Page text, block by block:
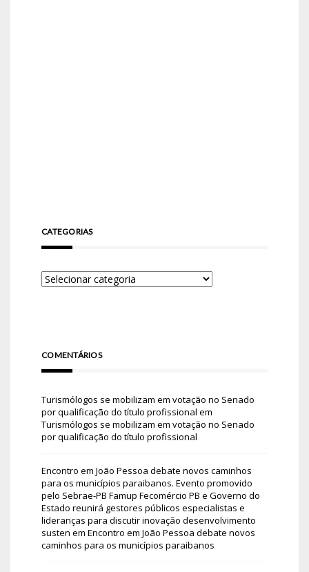
CATEGORIAS
COMENTÁRIOS
Turismólogos se mobilizam em votação no Senado
por qualificação do título profissional em
Turismólogos se mobilizam em votação no Senado
por qualificação do título profissional
Encontro em João Pessoa debate novos caminhos
para os municípios paraibanos. Evento promovido
pelo Sebrae-PB Famup Fecomércio PB e Governo do
Estado reunirá gestores públicos especialistas e
lideranças para discutir inovação desenvolvimento
susten em Encontro em João Pessoa debate novos
caminhos para os municípios paraibanos